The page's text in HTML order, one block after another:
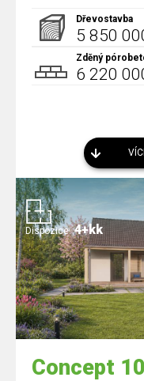
Dřevostavba
5 850
Zděný
6 220
Dispozice: 4+kk
Concept